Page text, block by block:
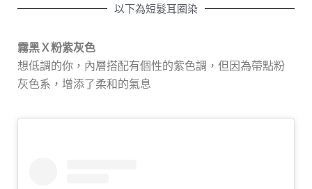
以下為短髮耳圈染
霧黑Ｘ粉紫灰色
想低調的你，內層搭配有個性的紫色調，但因為帶點粉
灰色系，增添了柔和的氣息